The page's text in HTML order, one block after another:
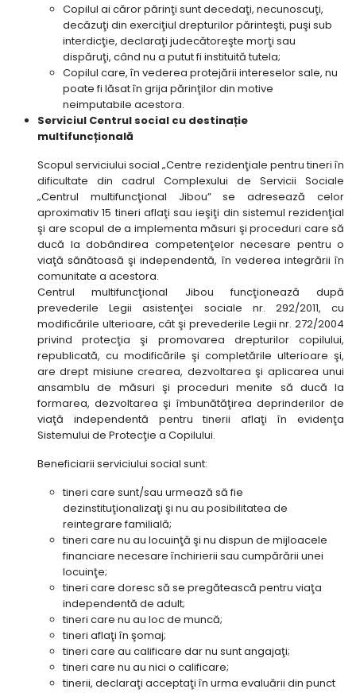
Copilul ai căror părinţi sunt decedaţi, necunoscuţi,
decăzuţi din exerciţiul drepturilor părinteşti, puşi sub
interdicţie, declaraţi judecătoreşte morţi sau
dispăruţi, când nu a putut fi instituită tutela;
Copilul care, în vederea protejării intereselor sale, nu
poate fi lăsat în grija părinţilor din motive
neimputabile acestora.
Serviciul Centrul social cu destinație
multifuncțională
Scopul serviciului social „Centre rezidenţiale pentru tineri în
dificultate din cadrul Complexului de Servicii Sociale
„Centrul multifuncţional Jibou” se adresează celor
aproximativ 15 tineri aflaţi sau ieşiţi din sistemul rezidenţial
şi are scopul de a implementa măsuri şi proceduri care să
ducă la dobândirea competenţelor necesare pentru o
viaţă sănătoasă şi independentă, în vederea integrării în
comunitate a acestora.
Centrul multifuncţional Jibou funcţionează după
prevederile Legii asistenţei sociale nr. 292/2011, cu
modificările ulterioare, cât şi prevederile Legii nr. 272/2004
privind protecţia şi promovarea drepturilor copilului,
republicată, cu modificările şi completările ulterioare şi,
are drept misiune crearea, dezvoltarea şi aplicarea unui
ansamblu de măsuri şi proceduri menite să ducă la
formarea, dezvoltarea şi îmbunătăţirea deprinderilor de
viaţă independentă pentru tinerii aflaţi în evidenţa
Sistemului de Protecţie a Copilului.
Beneficiarii serviciului social sunt:
tineri care sunt/sau urmează să fie
dezinstituţionalizaţi şi nu au posibilitatea de
reintegrare familială;
tineri care nu au locuinţă şi nu dispun de mijloacele
financiare necesare închirierii sau cumpărării unei
locuinţe;
tineri care doresc să se pregătească pentru viaţa
independentă de adult;
tineri care nu au loc de muncă;
tineri aflaţi în şomaj;
tineri care au calificare dar nu sunt angajaţi;
tineri care nu au nici o calificare;
tinerii, declaraţi acceptaţi în urma evaluării din punct